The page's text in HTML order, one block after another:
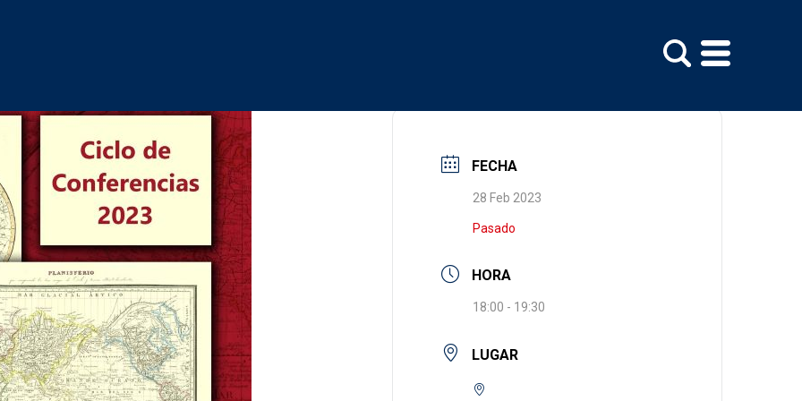
FECHA
28 Feb 2023
Pasado
HORA
18:00 - 19:30
LUGAR